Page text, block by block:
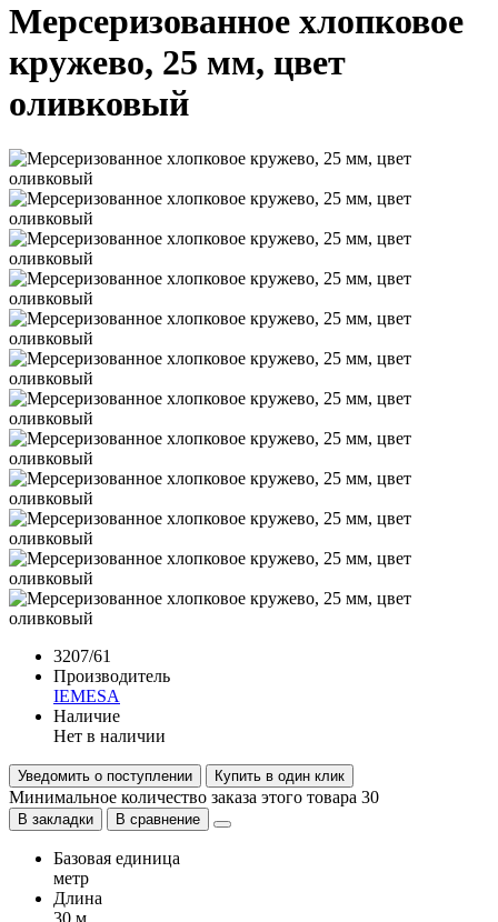
Мерсеризованное хлопковое
кружево, 25 мм, цвет
оливковый
3207/61
Производитель
IEMESA
Наличие
Нет в наличии
Уведомить о поступлении Купить в один клик
Минимальное количество заказа этого товара 30
В закладки В сравнение
Базовая единица
метр
Длина
30 м